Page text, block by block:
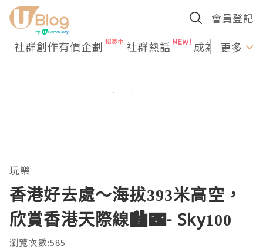
會員登記
社群創作有價企劃 社群熱話 成為U更多
玩樂
香港好去處～海拔393米高空，
欣賞香港天際線🏙️🌃- Sky100
瀏覽次數:585